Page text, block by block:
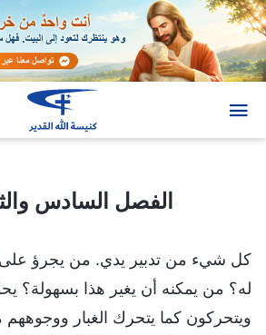
الفصل السادس
كل شيء من تدبير يدي. من يجرؤ على
له؟ من يمكنه أن يغير هذا بسهولة؟
ويتحركون كما يتحرك الغبار